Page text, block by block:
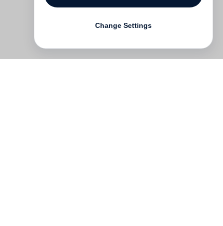
Change Settings